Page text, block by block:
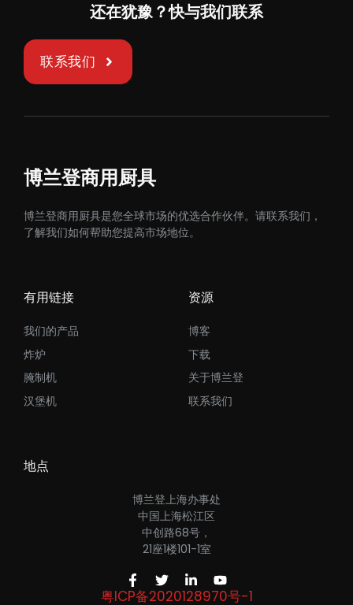
还在犹豫？快与我们联系
联系我们
博兰登商用厨具
博兰登商用厨具是您全球市场的优选合作伙伴。请联系我们，
了解我们如何帮助您提高市场地位。
有用链接
我们的产品
炸炉
腌制机
汉堡机
资源
博客
下载
关于博兰登
联系我们
地点
博兰登上海办事处
中国上海松江区
中创路68号，
21座1楼101-1室
粤ICP备2020128970号-1